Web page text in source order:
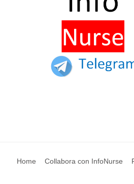
Home Collabora con InfoNurse